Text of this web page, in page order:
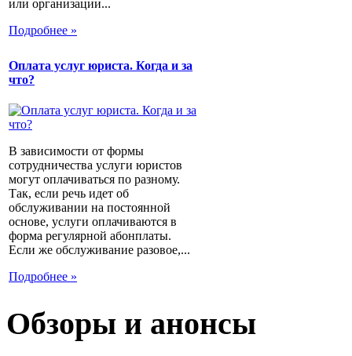
или организации...
Подробнее »
Оплата услуг юриста. Когда и за
что?
В зависимости от формы
сотрудничества услуги юристов
могут оплачиваться по разному.
Так, если речь идет об
обслуживании на постоянной
основе, услуги оплачиваются в
форма регулярной абонплаты.
Если же обслуживание разовое,...
Подробнее »
Обзоры и анонсы